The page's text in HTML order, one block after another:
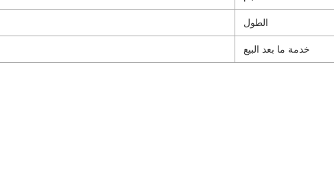
الطول
خدمة ما بعد البيع